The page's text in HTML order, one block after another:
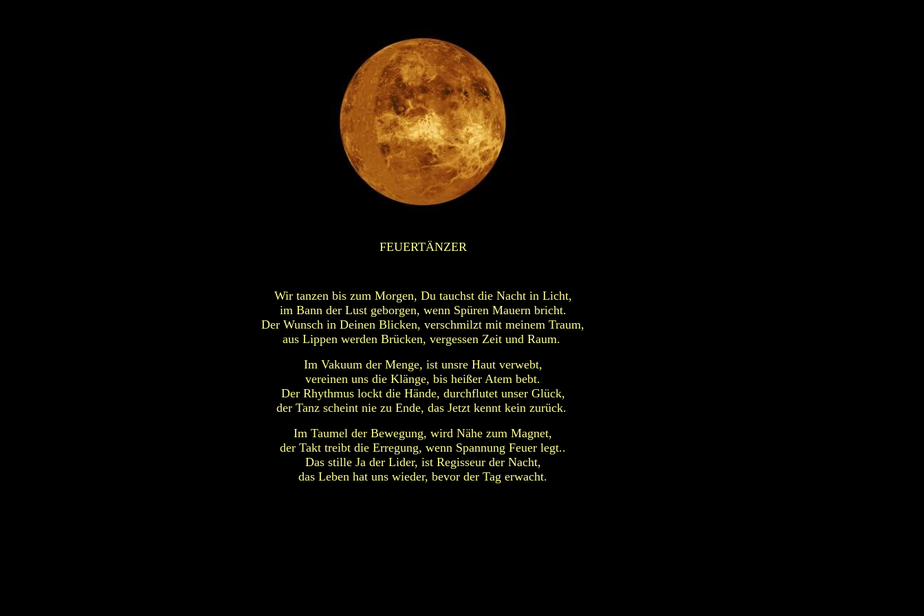
FEUERTÄNZER
Wir tanzen bis zum Morgen, Du tauchst die Nacht in Licht,
im Bann der Lust geborgen, wenn Spüren Mauern bricht.
Der Wunsch in Deinen Blicken, verschmilzt mit meinem Traum,
aus Lippen werden Brücken, vergessen Zeit und Raum.
Im Vakuum der Menge, ist unsre Haut verwebt,
vereinen uns die Klänge, bis heißer Atem bebt.
Der Rhythmus lockt die Hände, durchflutet unser Glück,
der Tanz scheint nie zu Ende, das Jetzt kennt kein zurück.
Im Taumel der Bewegung, wird Nähe zum Magnet,
der Takt treibt die Erregung, wenn Spannung Feuer legt..
Das stille Ja der Lider, ist Regisseur der Nacht,
das Leben hat uns wieder, bevor der Tag erwacht.